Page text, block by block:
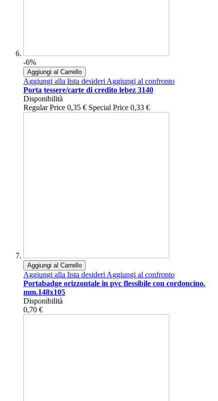
-6%
Aggiungi al Carrello
Aggiungi alla lista desideriAggiungi al confronto
Porta tessere/carte di credito lebez 3140
Disponibilità
Regular Price 0,35 € Special Price 0,33 €
Aggiungi al Carrello
Aggiungi alla lista desideriAggiungi al confronto
Portabadge orizzontale in pvc flessibile con cordoncino.
mm.148x105
Disponibilità
0,70 €